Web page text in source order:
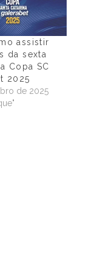
assistir
da sexta
Copa SC
2025
de 2025